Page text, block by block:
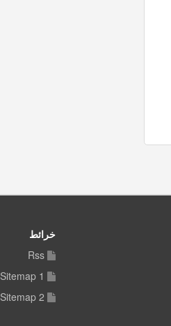
خرائط
Rss
Sitemap 1
Sitemap 2